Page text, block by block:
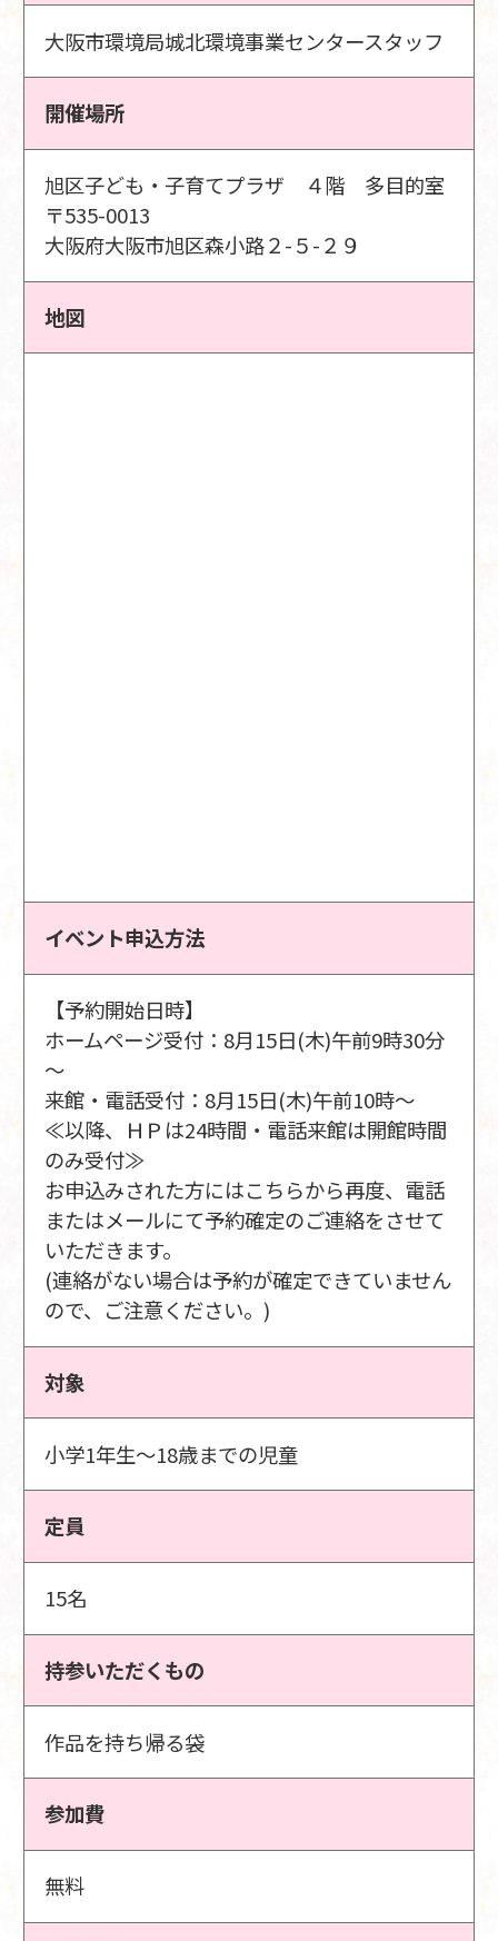
大阪市環境局城北環境事業センタースタッフ
開催場所
旭区子ども・子育てプラザ ４階 多目的室
〒535-0013
大阪府大阪市旭区森小路２-５-２９
地図
イベント申込方法
【予約開始日時】
ホームページ受付：8月15日(木)午前9時30分
～
来館・電話受付：8月15日(木)午前10時～
≪以降、ＨＰは24時間・電話来館は開館時間
のみ受付≫
お申込みされた方にはこちらから再度、電話
またはメールにて予約確定のご連絡をさせて
いただきます。
(連絡がない場合は予約が確定できていません
ので、ご注意ください。)
対象
小学1年生～18歳までの児童
定員
15名
持参いただくもの
作品を持ち帰る袋
参加費
無料